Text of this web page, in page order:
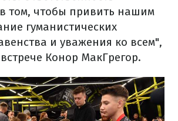
том, чтобы привить нашим
гуманистических
и уважения ко всем",
Конор МакГрегор.